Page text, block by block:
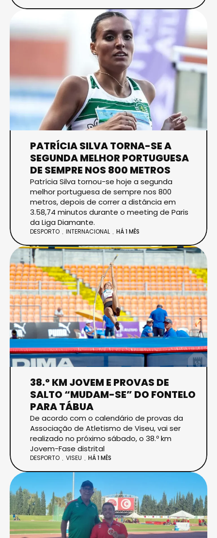
PATRÍCIA SILVA TORNA-SE A
SEGUNDA MELHOR PORTUGUESA
DE SEMPRE NOS 800 METROS
Patrícia Silva tornou-se hoje a segunda
melhor portuguesa de sempre nos 800
metros, depois de correr a distância em
3.58,74 minutos durante o meeting de Paris
da Liga Diamante.
DESPORTO INTERNACIONAL HÁ 1 MÊS
38.º KM JOVEM E PROVAS DE
SALTO “MUDAM-SE” DO FONTELO
PARA TÁBUA
De acordo com o calendário de provas da
Associação de Atletismo de Viseu, vai ser
realizado no próximo sábado, o 38.º km
Jovem-Fase distrital
DESPORTO VISEU HÁ 1 MÊS